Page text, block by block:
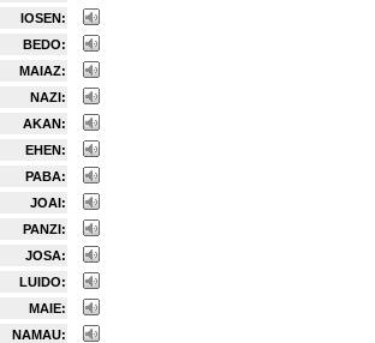
IOSEN:
BEDO:
MAIAZ:
NAZI:
AKAN:
EHEN:
PABA:
JOAI:
PANZI:
JOSA:
LUIDO:
MAIE:
NAMAU: